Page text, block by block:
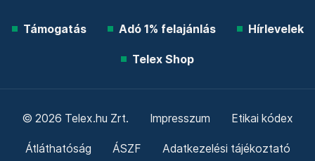
Támogatás Adó 1% felajánlás Hírlevelek
Telex Shop
© 2026 Telex.hu Zrt. Impresszum Etikai kódex
Átláthatóság ÁSZF Adatkezelési tájékoztató